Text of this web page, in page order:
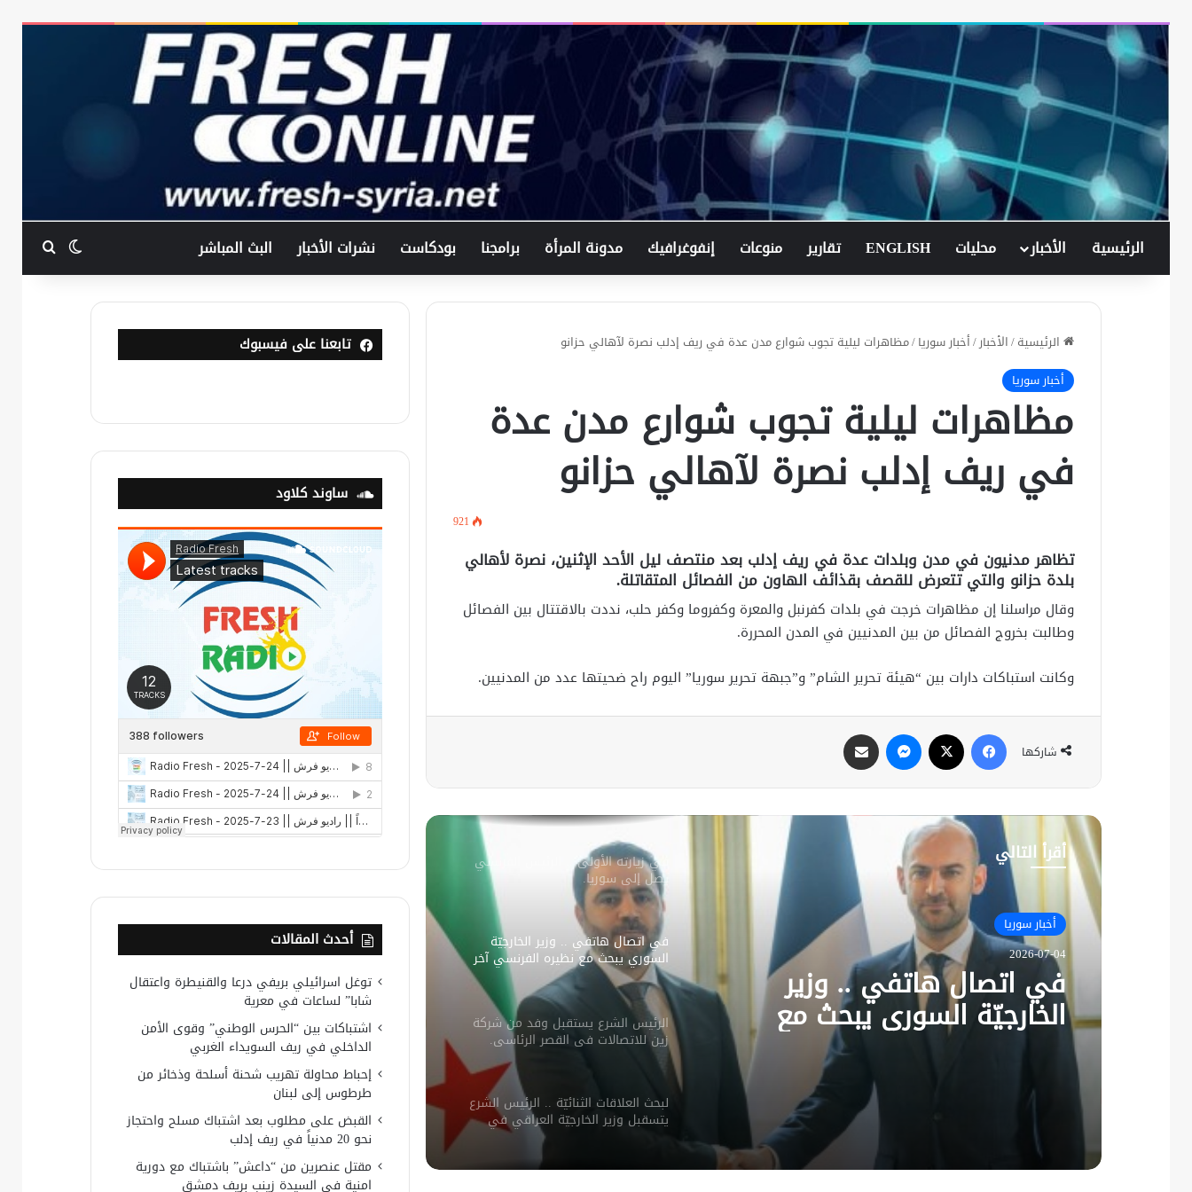
الرئيسية الأخبار محليات ENGLISH تقارير منوعات إنفوغرافيك مدونة المرأة برامجنا بودكاست نشرات الأخبار البث المباشر الوضعبحث
الرئيسية/الأخبار/أخبار سوريا/مظاهرات ليلية تجوب شوارع مدن عدة في ريف إدلب نصرة لآهالي حزانو
أخبار سوريا
مظاهرات ليلية تجوب شوارع مدن عدة
في ريف إدلب نصرة لآهالي حزانو
921
تظاهر مدنيون في مدن وبلدات عدة في ريف إدلب بعد منتصف ليل الأحد الإثنين، نصرة لأهالي
بلدة حزانو والتي تتعرض للقصف بقذائف الهاون من الفصائل المتقاتلة.
وقال مراسلنا إن مظاهرات خرجت في بلدات كفرنبل والمعرة وكفروما وكفر حلب، نددت بالاقتتال بين الفصائل
وطالبت بخروج الفصائل من بين المدنيين في المدن المحررة.
وكانت استباكات دارات بين “هيئة تحرير الشام” و”جبهة تحرير سوريا” اليوم راح ضحيتها عدد من المدنيين.
شاركها
فيسبوك ماسنجر
أقرأ التالي
أخبار سوريا
2026-07-04
في اتصال هاتفي .. وزير
الخارجيّة السوري يبحث مع
نظيره الفرنسي آخر التطورات.
في اتصال هاتفي .. وزير الخارجيّة
السوري يبحث مع نظيره الفرنسي آخر
التطورات.
الرئيس الشرع يستقبل وفد من شركة
زين للاتصالات في القصر الرئاسي.
لبحث العلاقات الثنائيّة .. الرئيس الشرع
دمشق.
أكادميّة في بلجيكا.
في خطوة لاستئناف تقديم الخدمات
القنصليّة .. أمريكا تمنح الاعتماد القنصلي
للسفارة السوريّة في واشنطن.
المدنيين في ريف درعا
الإحتلال الإسرائيلي يتحرك في جبل
شخص أثناء ملاحقته في دمشق
دمشق
في زيارته الأولى .. الرئيس الفرنسي
يصل إلى سوريا.
في اتصال هاتفي .. وزير الخارجيّة
السوري يبحث مع نظيره الفرنسي آخر
التطورات.
الرئيس الشرع يستقبل وفد من شركة
زين للاتصالات في القصر الرئاسي.
لبحث العلاقات الثنائيّة .. الرئيس الشرع
يتسقبل وزير الخارجيّة العراقي في
تابعنا على فيسبوك
ساوند كلاود
أحدث المقالات
توغل اسرائيلي بريفي درعا والقنيطرة واعتقال
شابا” لساعات في معرية
اشتباكات بين “الحرس الوطني” وقوى الأمن
الداخلي في ريف السويداء الغربي
إحباط محاولة تهريب شحنة أسلحة وذخائر من
طرطوس إلى لبنان
القبض على مطلوب بعد اشتباك مسلح واحتجاز
نحو 20 مدنياً في ريف إدلب
مقتل عنصرين من “داعش” باشتباك مع دورية
امنية في السيدة زينب بريف دمشق